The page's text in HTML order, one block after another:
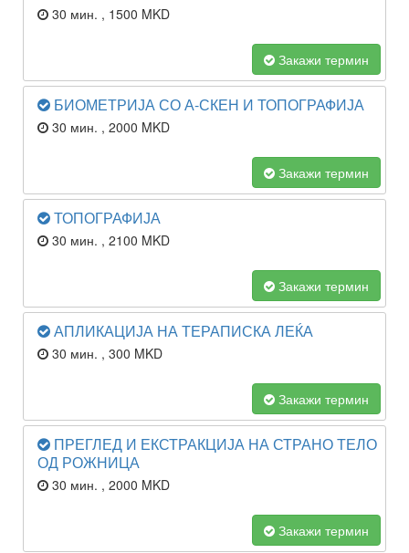
30 мин. , 1500 MKD
Закажи термин
БИОМЕТРИЈА СО А-СКЕН И ТОПОГРАФИЈА
30 мин. , 2000 MKD
Закажи термин
ТОПОГРАФИЈА
30 мин. , 2100 MKD
Закажи термин
АПЛИКАЦИЈА НА ТЕРАПИСКА ЛЕЌА
30 мин. , 300 MKD
Закажи термин
ПРЕГЛЕД И ЕКСТРАКЦИЈА НА СТРАНО ТЕЛО
ОД РОЖНИЦА
30 мин. , 2000 MKD
Закажи термин